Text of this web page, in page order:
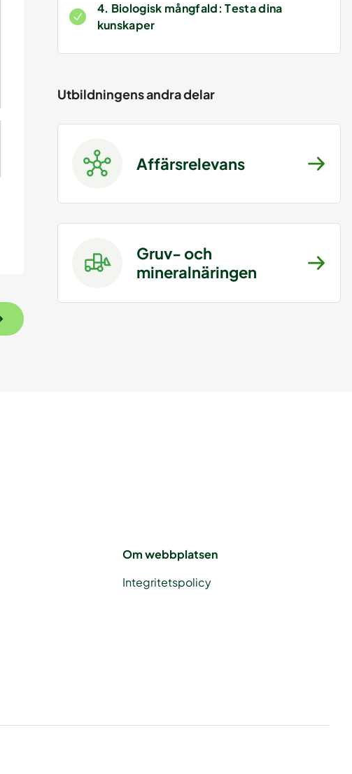
4. Biologisk mångfald: Testa dina
kunskaper
Utbildningens andra delar
Affärsrelevans
Gruv- och
mineralnäringen
Om webbplatsen
Integritetspolicy